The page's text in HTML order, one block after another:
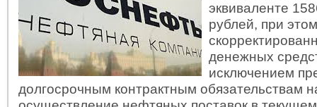
эквиваленте
рублей, при этом
денежных
исключением
долгосрочным контрактным обязательствам